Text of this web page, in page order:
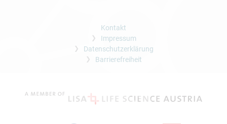
Kontakt
Impressum
Datenschutzerklärung
Barrierefreiheit